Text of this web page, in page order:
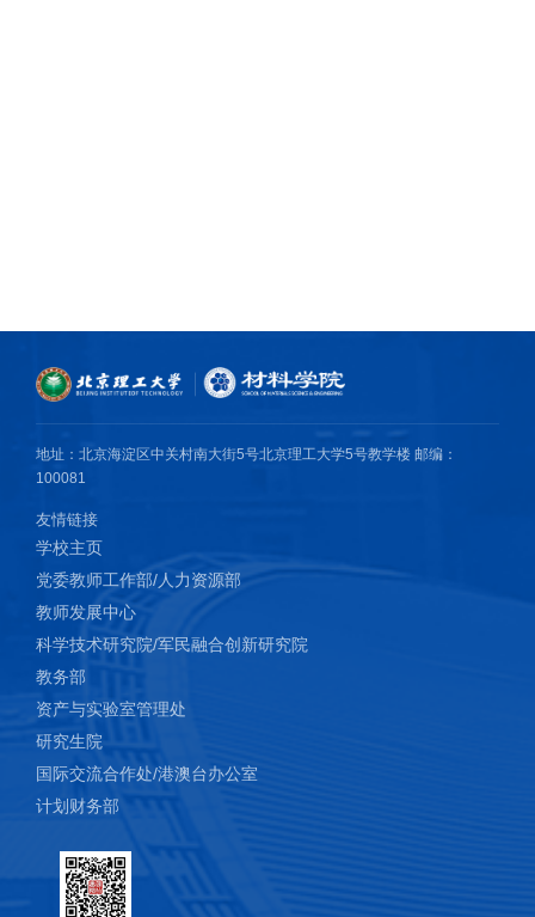
地址：北京海淀区中关村南大街5号北京理工大学5号教学楼 邮编：
100081
友情链接
学校主页
党委教师工作部/人力资源部
教师发展中心
科学技术研究院/军民融合创新研究院
教务部
资产与实验室管理处
研究生院
国际交流合作处/港澳台办公室
计划财务部